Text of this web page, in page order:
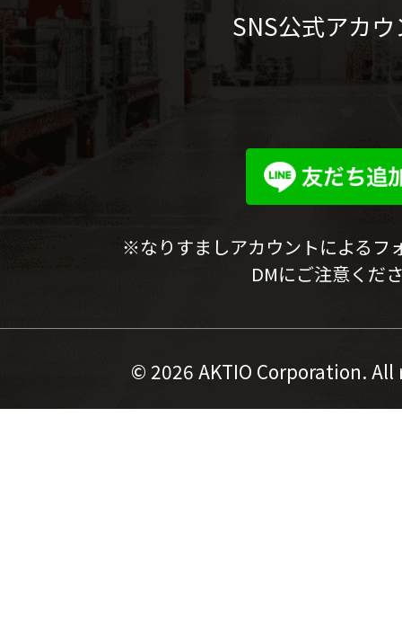
SNS公式アカ
※なりすましアカウントによるフ
DMにご注意くだ
© 2026 AKTIO Corporation.